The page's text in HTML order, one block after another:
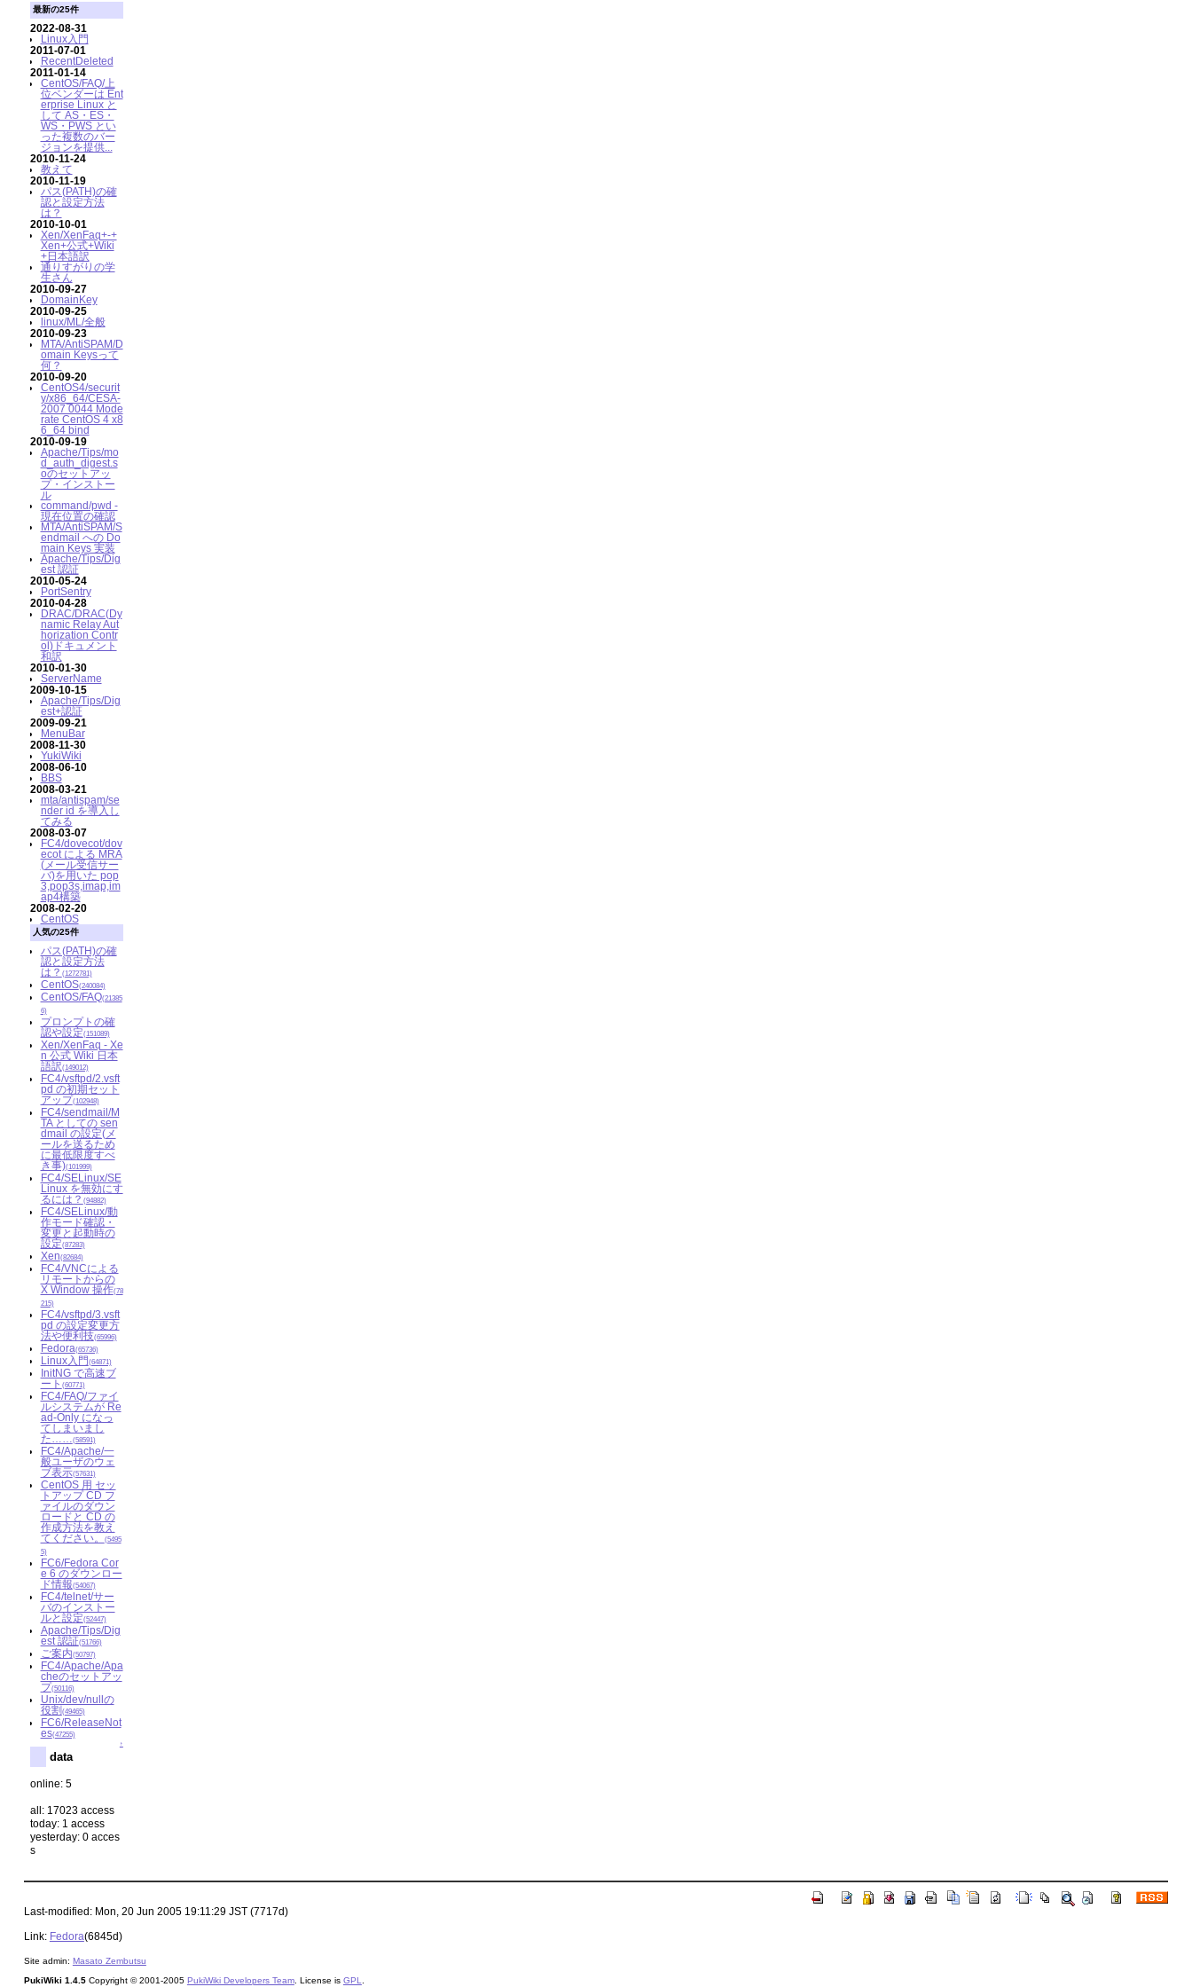
最新の25件
2022-08-31
Linux入門
2011-07-01
RecentDeleted
2011-01-14
CentOS/FAQ/上
位ベンダーは Ent
erprise Linux と
して AS・ES・
WS・PWS とい
った複数のバー
ジョンを提供...
2010-11-24
教えて
2010-11-19
パス(PATH)の確
認と設定方法
は？
2010-10-01
Xen/XenFaq+-+
Xen+公式+Wiki
+日本語訳
通りすがりの学
生さん
2010-09-27
DomainKey
2010-09-25
linux/ML/全般
2010-09-23
MTA/AntiSPAM/D
omain Keysって
何？
2010-09-20
CentOS4/securit
y/x86_64/CESA-
2007 0044 Mode
rate CentOS 4 x8
6_64 bind
2010-09-19
Apache/Tips/mo
d_auth_digest.s
oのセットアッ
プ・インストー
ル
command/pwd -
現在位置の確認
MTA/AntiSPAM/S
endmail への Do
main Keys 実装
Apache/Tips/Dig
est 認証
2010-05-24
PortSentry
2010-04-28
DRAC/DRAC(Dy
namic Relay Aut
horization Contr
ol)ドキュメント
和訳
2010-01-30
ServerName
2009-10-15
Apache/Tips/Dig
est+認証
2009-09-21
MenuBar
2008-11-30
YukiWiki
2008-06-10
BBS
2008-03-21
mta/antispam/se
nder id を導入し
てみる
2008-03-07
FC4/dovecot/dov
ecot による MRA
(メール受信サー
バ)を用いた pop
3,pop3s,imap,im
ap4構築
2008-02-20
CentOS
人気の25件
パス(PATH)の確
認と設定方法
は？ (1272781)
CentOS(240084)
CentOS/FAQ(21385
6)
プロンプトの確
認や設定(151089)
Xen/XenFaq - Xe
n 公式 Wiki 日本
語訳(149012)
FC4/vsftpd/2.vsft
pd の初期セット
アップ(102948)
FC4/sendmail/M
TA としての sen
dmail の設定(メ
ールを送るため
に最低限度すべ
き事)(101999)
FC4/SELinux/SE
Linux を無効にす
るには？ (94882)
FC4/SELinux/動
作モード確認・
変更と起動時の
設定(87283)
Xen(82684)
FC4/VNCによる
リモートからの
X Window 操作(78
215)
FC4/vsftpd/3.vsft
pd の設定変更方
法や便利技(65996)
Fedora(65736)
Linux入門 (64871)
InitNG で高速ブ
ート (60771)
FC4/FAQ/ファイ
ルシステムが Re
ad-Only になっ
てしまいまし
た……
(58591)
FC4/Apache/一
般ユーザのウェ
ブ表示(57631)
CentOS 用 セッ
トアップ CD フ
ァイルのダウン
ロードと CD の
作成方法を教え
てください。
(5495
5)
FC6/Fedora Cor
e 6 のダウンロー
ド情報(54067)
FC4/telnet/サー
バのインストー
ルと設定(52447)
Apache/Tips/Dig
est 認証(51766)
ご案内(50797)
FC4/Apache/Apa
cheのセットアッ
プ(50116)
Unix/dev/nullの
役割 (49465)
FC6/ReleaseNot
es(47255)
↑
data
online: 5
all: 17023 access
today: 1 access
yesterday: 0 acces
s
Last-modified: Mon, 20 Jun 2005 19:11:29 JST (7717d)
Link: Fedora(6845d)
Site admin: Masato Zembutsu
PukiWiki 1.4.5Copyright © 2001-2005 PukiWiki Developers Team. License is GPL